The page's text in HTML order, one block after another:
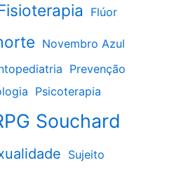
Flúor
Novembro Azul
Prevenção
Psicoterapia
Souchard
Sujeito